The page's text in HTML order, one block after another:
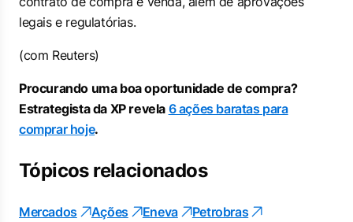
legais e regulatórias.
(com Reuters)
Procurando uma boa oportunidade de compra?
Estrategista da XP revela 6 ações baratas para
comprar hoje.
Tópicos relacionados
Mercados Ações Eneva
Petrobras